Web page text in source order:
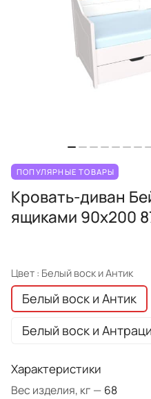
ПОПУЛЯРНЫЕ ТОВАРЫ
Кровать-диван
ящиками 90х200
Цвет : Белый воск и Антик
Белый воск и Антик
Белый воск и
Характеристики
Вес изделия, кг — 68